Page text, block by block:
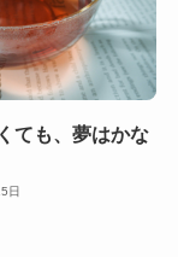
ても、夢はかな
日